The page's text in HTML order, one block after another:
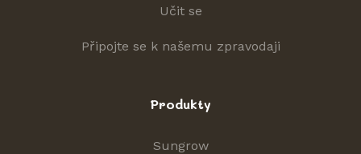
Učit se
Připojte se k našemu zpravodaji
Produkty
Sungrow